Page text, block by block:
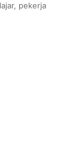
pekerja